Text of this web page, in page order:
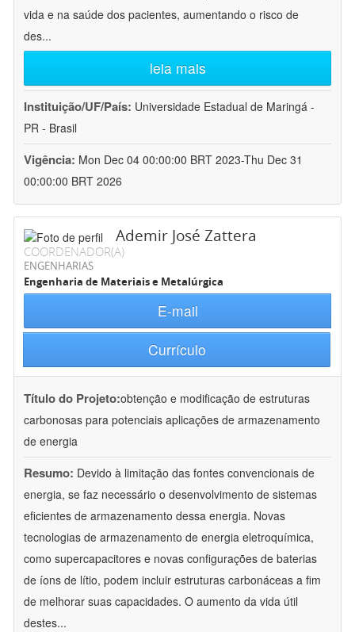
vida e na saúde dos pacientes, aumentando o risco de
des...
leia mais
Instituição/UF/País: Universidade Estadual de Maringá -
PR - Brasil
Vigência: Mon Dec 04 00:00:00 BRT 2023-Thu Dec 31
00:00:00 BRT 2026
Ademir José Zattera
COORDENADOR(A)
ENGENHARIAS
Engenharia de Materiais e Metalúrgica
E-mail
Currículo
Título do Projeto:obtenção e modificação de estruturas
carbonosas para potenciais aplicações de armazenamento
de energia
Resumo: Devido à limitação das fontes convencionais de
energia, se faz necessário o desenvolvimento de sistemas
eficientes de armazenamento dessa energia. Novas
tecnologias de armazenamento de energia eletroquímica,
como supercapacitores e novas configurações de baterias
de íons de lítio, podem incluir estruturas carbonáceas a fim
de melhorar suas capacidades. O aumento da vida útil
destes...